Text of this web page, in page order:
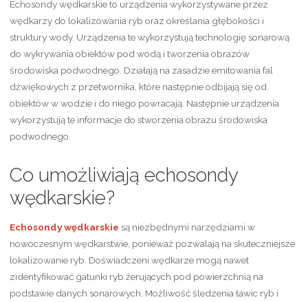
Echosondy wędkarskie to urządzenia wykorzystywane przez
wędkarzy do lokalizowania ryb oraz określania głębokości i
struktury wody. Urządzenia te wykorzystują technologię sonarową
do wykrywania obiektów pod wodą i tworzenia obrazów
środowiska podwodnego. Działają na zasadzie emitowania fal
dźwiękowych z przetwornika, które następnie odbijają się od
obiektów w wodzie i do niego powracają. Następnie urządzenia
wykorzystują te informacje do stworzenia obrazu środowiska
podwodnego.
Co umożliwiają echosondy
wędkarskie?
Echosondy wędkarskie są niezbędnymi narzędziami w
nowoczesnym wędkarstwie, ponieważ pozwalają na skuteczniejsze
lokalizowanie ryb. Doświadczeni wędkarze mogą nawet
zidentyfikować gatunki ryb żerujących pod powierzchnią na
podstawie danych sonarowych. Możliwość śledzenia ławic ryb i